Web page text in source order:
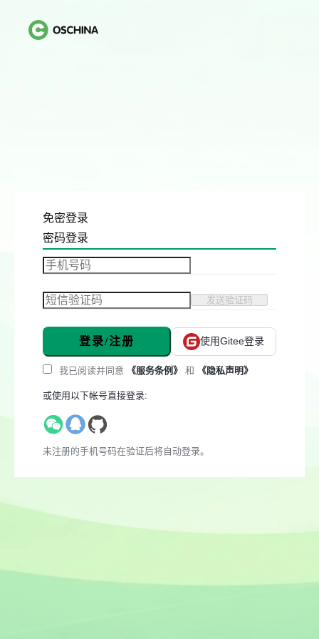
免密登录
密码登录
发送验证码
登录/注册 使用Gitee登录
我已阅读并同意 《服务条例》 和 《隐私声明》
或使用以下帐号直接登录:
未注册的手机号码在验证后将自动登录。